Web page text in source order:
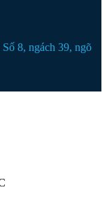
8, ngách 39, ngõ